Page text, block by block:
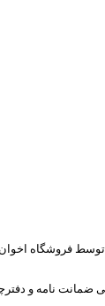
فروشگاه اخوان